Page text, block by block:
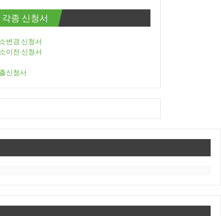
각종 신청서
변경 신청서
이전 신청서
신청서